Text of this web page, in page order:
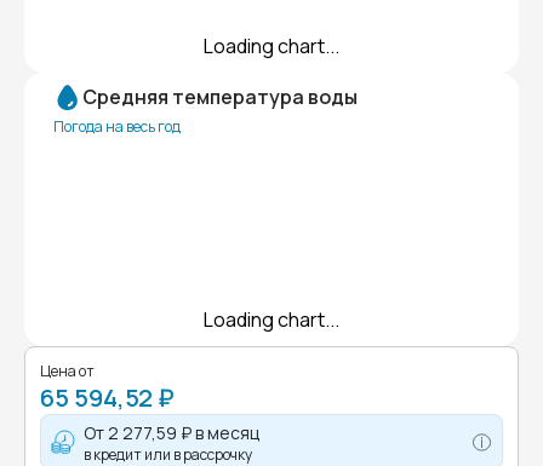
Loading chart...
Средняя температура воды
Погода на весь год
Loading chart...
Цена от
65 594,52 ₽
От2 277,59 ₽в месяц
в кредит или в рассрочку